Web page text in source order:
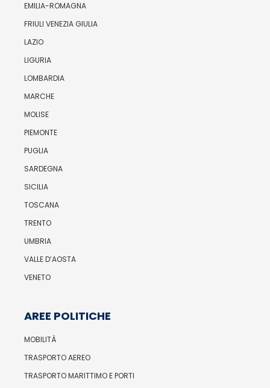
EMILIA-ROMAGNA
FRIULI VENEZIA GIULIA
LAZIO
LIGURIA
LOMBARDIA
MARCHE
MOLISE
PIEMONTE
PUGLIA
SARDEGNA
SICILIA
TOSCANA
TRENTO
UMBRIA
VALLE D’AOSTA
VENETO
AREE POLITICHE
MOBILITÀ
TRASPORTO AEREO
TRASPORTO MARITTIMO E PORTI